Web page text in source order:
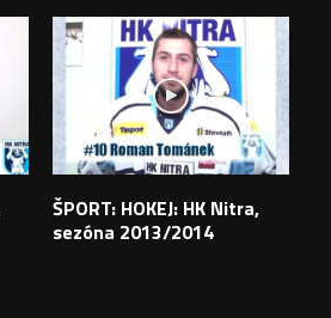
ŠPORT: HOKEJ: HK Nitra,
sezóna 2013/2014